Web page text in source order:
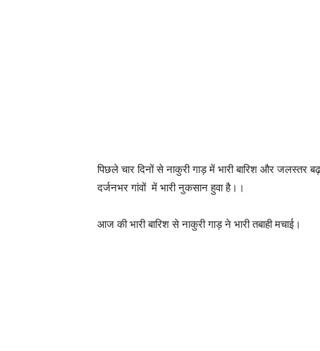
पिछले चार दिनों से नाकुरी गाड़ में भारी बारिश और
दर्जनभर गांवों में भारी नुकसान हुवा है।।
आज की भारी बारिश से नाकुरी गाड़ ने भारी तबाही मचाई।